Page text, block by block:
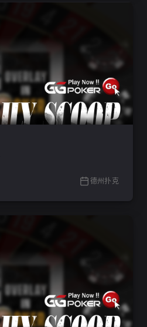
德州扑克